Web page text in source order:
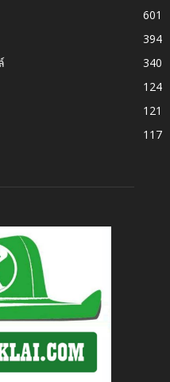
601
394
340
124
121
117